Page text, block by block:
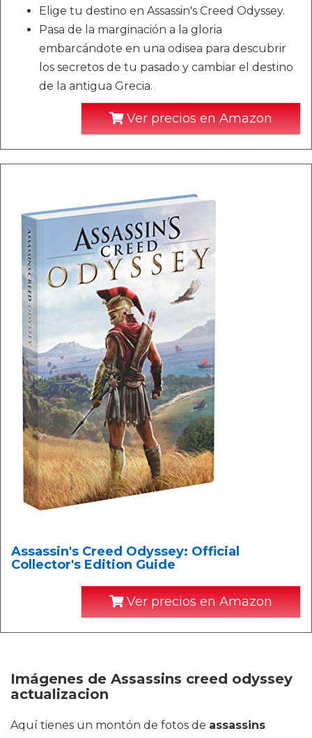
Elige tu destino en Assassin's Creed Odyssey.
Pasa de la marginación a la gloria
embarcándote en una odisea para descubrir
los secretos de tu pasado y cambiar el destino
de la antigua Grecia.
Ver precios en Amazon
Assassin's Creed Odyssey: Official
Collector's Edition Guide
Ver precios en Amazon
Imágenes de Assassins creed odyssey
actualizacion
Aquí tienes un montón de fotos de assassins